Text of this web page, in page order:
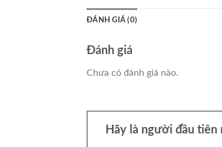
ĐÁNH GIÁ (0)
Đánh giá
Chưa có đánh giá nào.
Hãy là người đầu tiên